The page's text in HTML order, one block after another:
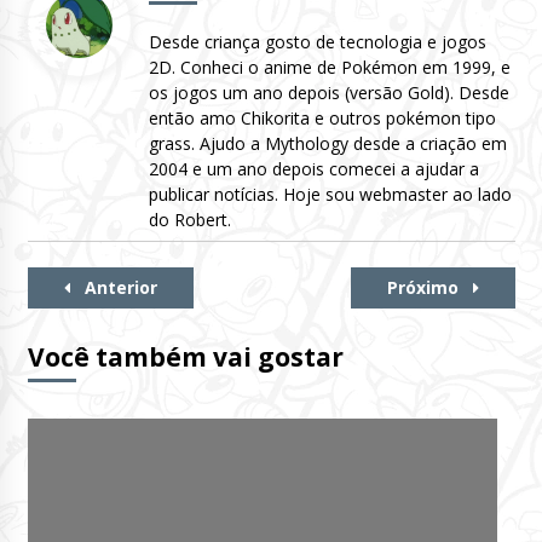
Desde criança gosto de tecnologia e jogos
2D. Conheci o anime de Pokémon em 1999, e
os jogos um ano depois (versão Gold). Desde
então amo Chikorita e outros pokémon tipo
grass. Ajudo a Mythology desde a criação em
2004 e um ano depois comecei a ajudar a
publicar notícias. Hoje sou webmaster ao lado
do Robert.
Continue
Anterior Próximo
Você também vai gostar